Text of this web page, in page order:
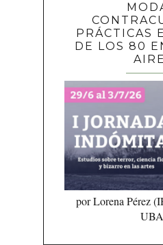
PRÁCTICAS
DE LOS 80
por Lorena Pérez